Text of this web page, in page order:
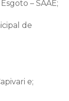
– SAAE;
de
e;